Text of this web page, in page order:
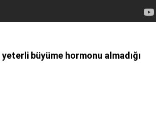
yeterli büyüme hormonu almadığı